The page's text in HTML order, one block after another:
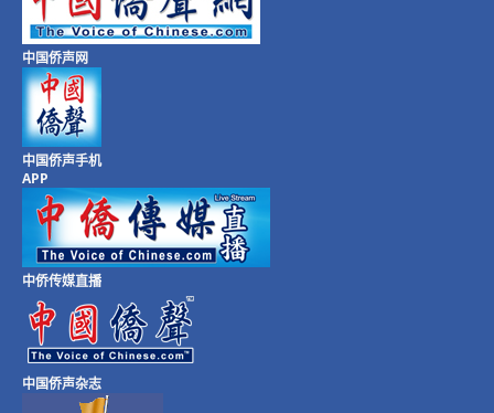
中国侨声网
中国侨声手机
APP
中侨传媒直播
中国侨声杂志